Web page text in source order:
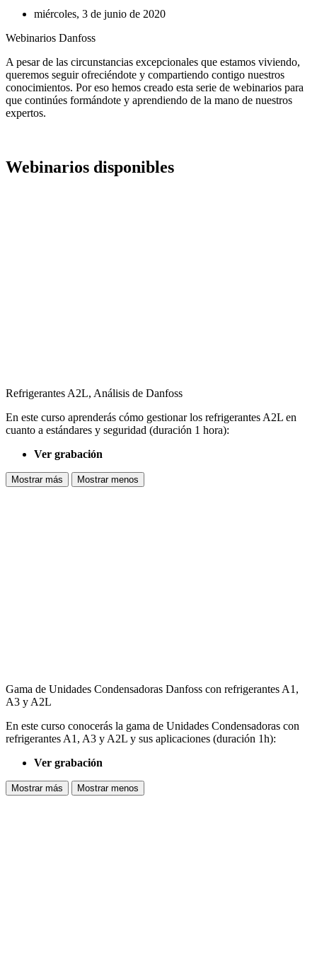
miércoles, 3 de junio de 2020
Webinarios Danfoss
A pesar de las circunstancias excepcionales que estamos viviendo,
queremos seguir ofreciéndote y compartiendo contigo nuestros
conocimientos. Por eso hemos creado esta serie de webinarios para
que continúes formándote y aprendiendo de la mano de nuestros
expertos.
Webinarios disponibles
Refrigerantes A2L, Análisis de Danfoss
En este curso aprenderás cómo gestionar los refrigerantes A2L en
cuanto a estándares y seguridad (duración 1 hora):
Ver grabación
Mostrar más Mostrar menos
Gama de Unidades Condensadoras Danfoss con refrigerantes A1,
A3 y A2L
En este curso conocerás la gama de Unidades Condensadoras con
refrigerantes A1, A3 y A2L y sus aplicaciones (duración 1h):
Ver grabación
Mostrar más Mostrar menos